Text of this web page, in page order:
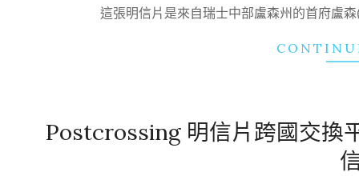
這張明信片是來自瑞士中部盧森州的首府盧
Postcrossing 明信片跨國交換